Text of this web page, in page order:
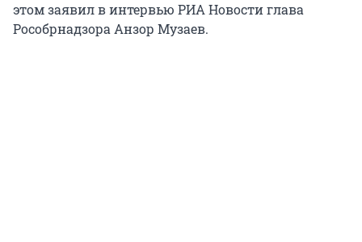
этом заявил в интервью РИА Новости глава
Рособрнадзора Анзор Музаев.